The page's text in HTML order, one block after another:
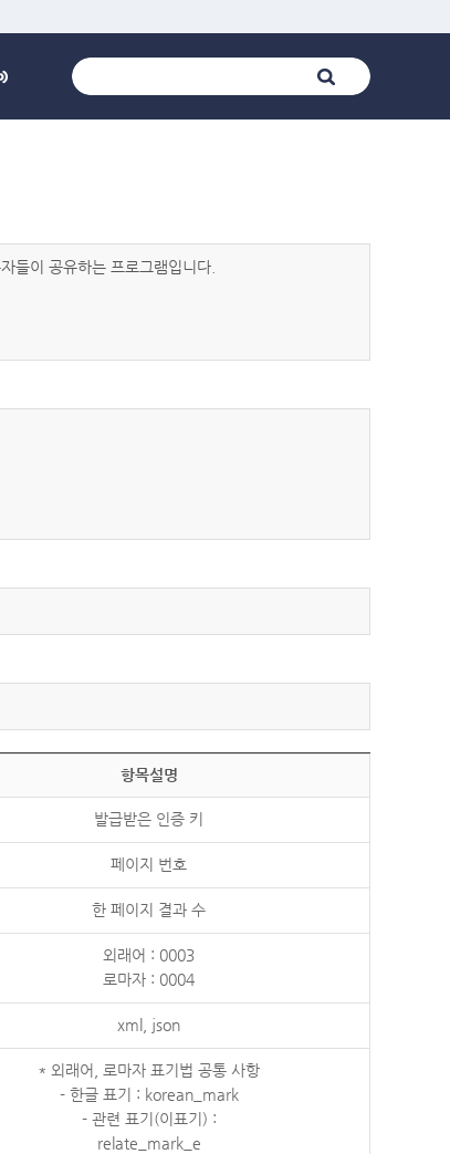
들이 공유하는 프로그램입니다.
항목설명
발급받은 인증 키
페이지 번호
한 페이지 결과 수
외래어 : 0003
로마자 : 0004
xml, json
* 외래어, 로마자 표기법 공통 사항
- 한글 표기 : korean_mark
- 관련 표기(이표기) :
relate_mark_e